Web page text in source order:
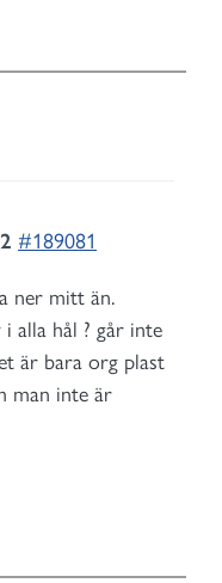
#189081
ner mitt än.
alla hål ? går inte
är bara org plast
man inte är